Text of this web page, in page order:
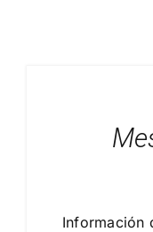
Información